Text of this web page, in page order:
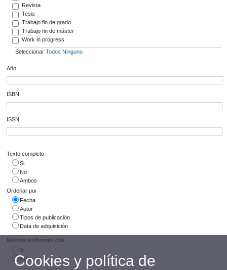
Revista
Tesis
Trabajo fin de grado
Trabajo fin de máster
Work in progress
Seleccionar Todos Ninguno
Año
ISBN
ISSN
Texto completo
Si
No
Ambos
Ordenar por
Fecha
Autor
Tipos de publicación
Data de adquisición
Mostrar en formato cita
Si
No
Cookies y política de